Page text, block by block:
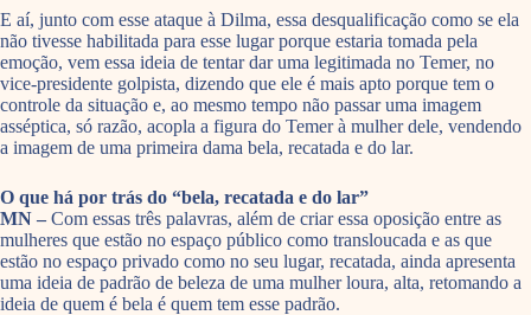
E aí, junto com esse ataque à Dilma, essa desqualificação como se ela
não tivesse habilitada para esse lugar porque estaria tomada pela
emoção, vem essa ideia de tentar dar uma legitimada no Temer, no
vice-presidente golpista, dizendo que ele é mais apto porque tem o
controle da situação e, ao mesmo tempo não passar uma imagem
asséptica, só razão, acopla a figura do Temer à mulher dele, vendendo
a imagem de uma primeira dama bela, recatada e do lar.
O que há por trás do “bela, recatada e do lar”
MN – Com essas três palavras, além de criar essa oposição entre as
mulheres que estão no espaço público como transloucada e as que
estão no espaço privado como no seu lugar, recatada, ainda apresenta
uma ideia de padrão de beleza de uma mulher loura, alta, retomando a
ideia de quem é bela é quem tem esse padrão.